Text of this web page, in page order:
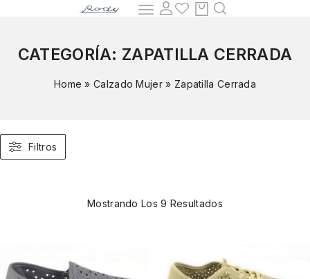
CATEGORÍA: ZAPATILLA CERRADA
Home »Calzado Mujer » Zapatilla Cerrada
Mostrando Los 9 Resultados
Filtros